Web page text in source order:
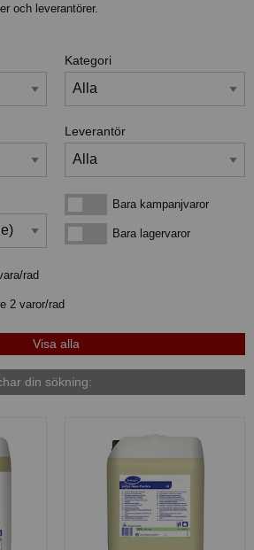
och leverantörer.
Kategori
Leverantör
Bara kampanjvarorBara kampanjvaror
Bara lagervarorBara lagervaror
rad
2 varor/rad
din sökning: